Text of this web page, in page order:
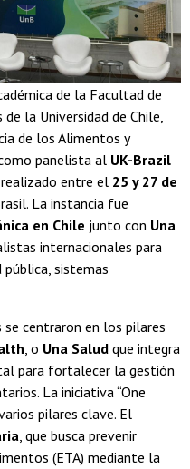
de la Facultad de
la Universidad de Chile,
de los Alimentos y
panelista al UK-Brazil
entre el 25 y 27 de
La instancia fue
en Chile junto con Una
internacionales para
sistemas
centraron en los pilares
, o Una Salud que integra
para fortalecer la gestión
La iniciativa “One
pilares clave. El
, que busca prevenir
(ETA) mediante la